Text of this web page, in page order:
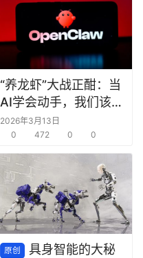
“养龙虾”大战正酣：当
AI学会动手，我们该欢
呼还是警惕？
2026年3月13日
0
472 0 0
原创
具身智能的大秘